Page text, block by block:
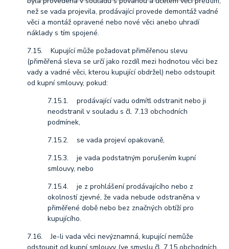
než se vada projevila, prodávající provede demontáž vadné
věci a montáž opravené nebo nové věci anebo uhradí
náklady s tím spojené.
7.15. Kupující může požadovat přiměřenou slevu
(přiměřená sleva se určí jako rozdíl mezi hodnotou věci bez
vady a vadné věci, kterou kupující obdržel) nebo odstoupit
od kupní smlouvy, pokud:
7.15.1. prodávající vadu odmítl odstranit nebo ji
neodstranil v souladu s čl. 7.13 obchodních
podmínek,
7.15.2. se vada projeví opakovaně,
7.15.3. je vada podstatným porušením kupní
smlouvy, nebo
7.15.4. je z prohlášení prodávajícího nebo z
okolností zjevné, že vada nebude odstraněna v
přiměřené době nebo bez značných obtíží pro
kupujícího.
7.16. Je-li vada věci nevýznamná, kupující nemůže